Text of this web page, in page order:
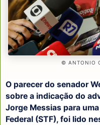
© ANTONIO
O parecer do senador
sobre a indicação do
Jorge Messias para
Federal (STF), foi lido